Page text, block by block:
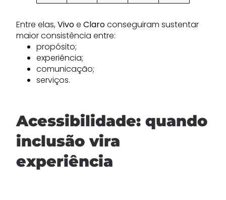
Entre elas,Vivoe Claroconseguiram sustentar
maior consistência entre:
propósito;
experiência;
comunicação;
serviços.
Acessibilidade: quando
inclusão vira
experiência